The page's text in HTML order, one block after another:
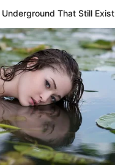
That Still Exist